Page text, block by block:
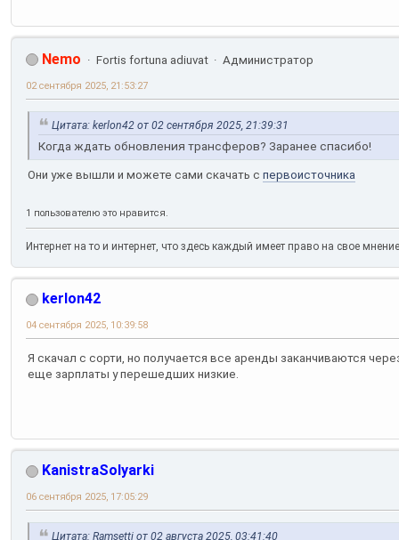
Nemo Fortis fortuna adiuvat Администратор
02 сентября 2025, 21:53:27
Цитата: kerlon42 от 02 сентября 2025, 21:39:31
Когда ждать обновления трансферов? Заранее спасибо!
Они уже вышли и можете сами скачать с первоисточника
1 пользователю это нравится.
Интернет на то и интернет, что здесь каждый имеет право на свое
kerlon42
04 сентября 2025, 10:39:58
Я скачал с сорти, но получается все аренды заканчиваются
еще зарплаты у перешедших низкие.
KanistraSolyarki
06 сентября 2025, 17:05:29
Цитата: Ramsetti от 02 августа 2025, 03:41:40